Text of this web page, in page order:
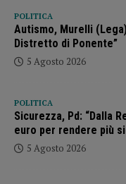
POLITICA
Autismo, Murelli
Distretto di Ponente”
5 Agosto 2026
POLITICA
Sicurezza, Pd: “Dalla
euro per rendere più
5 Agosto 2026